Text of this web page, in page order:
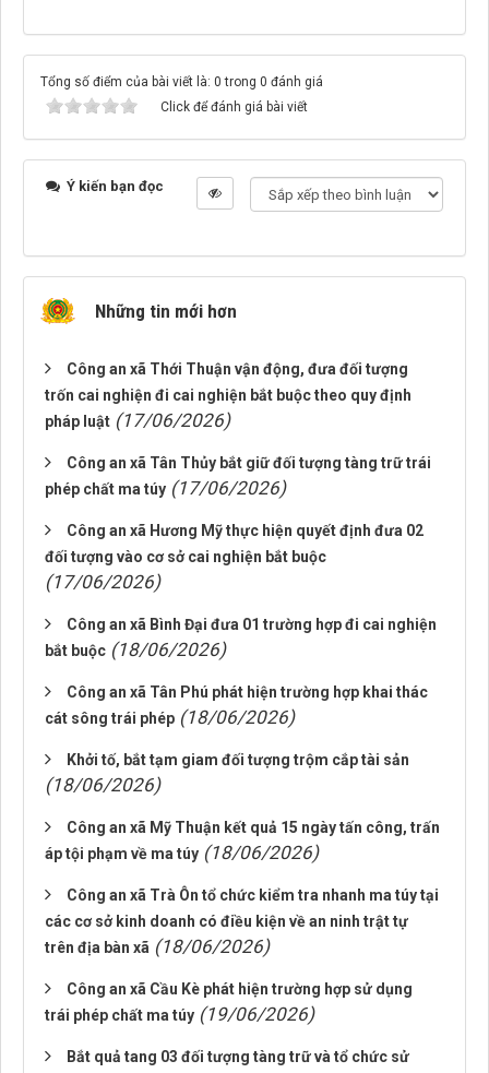
Tổng số điểm của bài viết là: 0 trong 0 đánh giá
Click để đánh giá bài viết
Ý kiến bạn đọc
Những tin mới hơn
Công an xã Thới Thuận vận động, đưa đối tượng
trốn cai nghiện đi cai nghiện bắt buộc theo quy định
pháp luật (17/06/2026)
Công an xã Tân Thủy bắt giữ đối tượng tàng trữ trái
phép chất ma túy (17/06/2026)
Công an xã Hương Mỹ thực hiện quyết định đưa 02
đối tượng vào cơ sở cai nghiện bắt buộc
(17/06/2026)
Công an xã Bình Đại đưa 01 trường hợp đi cai nghiện
bắt buộc (18/06/2026)
Công an xã Tân Phú phát hiện trường hợp khai thác
cát sông trái phép (18/06/2026)
Khởi tố, bắt tạm giam đối tượng trộm cắp tài sản
(18/06/2026)
Công an xã Mỹ Thuận kết quả 15 ngày tấn công, trấn
áp tội phạm về ma túy (18/06/2026)
Công an xã Trà Ôn tổ chức kiểm tra nhanh ma túy tại
các cơ sở kinh doanh có điều kiện về an ninh trật tự
trên địa bàn xã (18/06/2026)
Công an xã Cầu Kè phát hiện trường hợp sử dụng
trái phép chất ma túy (19/06/2026)
Bắt quả tang 03 đối tượng tàng trữ và tổ chức sử